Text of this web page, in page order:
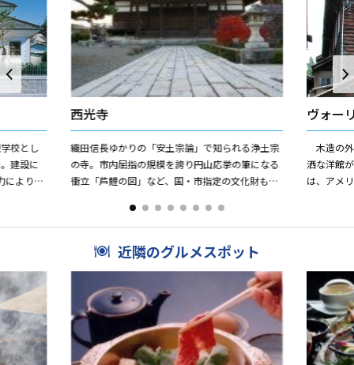
校とし
建設に
により、
西光寺
織田信長ゆかりの「安土宗論」で知られる浄土宗
の寺。市内屈指の規模を誇り円山応挙の筆になる
衝立「芦鯉の図」など、国・市指定の文化財も多
ヴォー
木造の
洒な洋館
は、アメ
近隣のグルメスポット